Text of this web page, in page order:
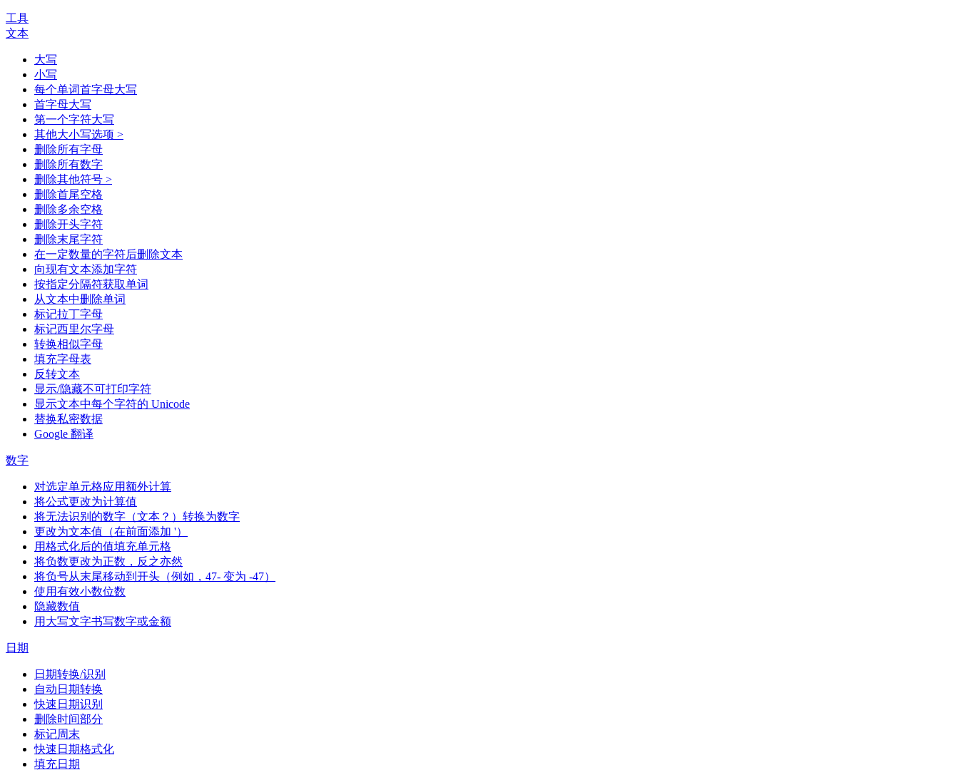
工具
文本
大写
小写
每个单词首字母大写
首字母大写
第一个字符大写
其他大小写选项 >
删除所有字母
删除所有数字
删除其他符号 >
删除首尾空格
删除多余空格
删除开头字符
删除末尾字符
在一定数量的字符后删除文本
向现有文本添加字符
按指定分隔符获取单词
从文本中删除单词
标记拉丁字母
标记西里尔字母
转换相似字母
填充字母表
反转文本
显示/隐藏不可打印字符
显示文本中每个字符的 Unicode
替换私密数据
Google 翻译
数字
对选定单元格应用额外计算
将公式更改为计算值
将无法识别的数字（文本？）转换为数字
更改为文本值（在前面添加 '）
用格式化后的值填充单元格
将负数更改为正数，反之亦然
将负号从末尾移动到开头（例如，47- 变为 -47）
使用有效小数位数
隐藏数值
用大写文字书写数字或金额
日期
日期转换/识别
自动日期转换
快速日期识别
删除时间部分
标记周末
快速日期格式化
填充日期